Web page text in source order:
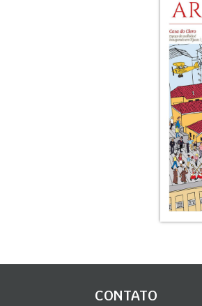
CONTATO